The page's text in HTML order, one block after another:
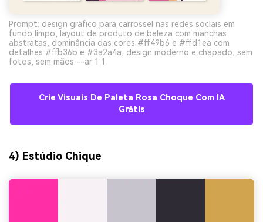
Prompt: design gráfico para carrossel nas redes sociais em
fundo limpo, layout de produto de beleza com manchas
abstratas, dominância das cores #ff49b6 e #ffd1ea com
detalhes #ffb36b e #3a2a4a, design moderno e chapado, sem
fotos, sem mãos --ar 1:1
Crie Visuais De Paleta Rosa Choque Com IA
Grátis
4) Estúdio Chique